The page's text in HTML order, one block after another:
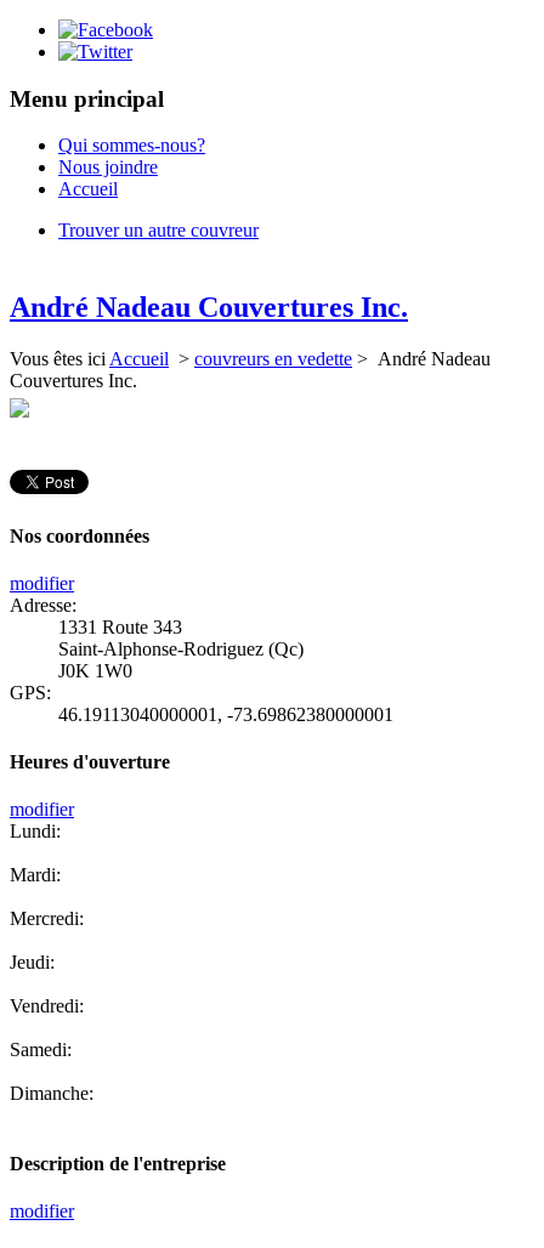
Menu principal
Qui sommes-nous?
Nous joindre
Accueil
Trouver un autre couvreur
André Nadeau Couvertures Inc.
Vous êtes ici Accueil > couvreurs en vedette > André Nadeau
Couvertures Inc.
Nos coordonnées
modifier
Adresse:
1331 Route 343
Saint-Alphonse-Rodriguez (Qc)
J0K 1W0
GPS:
46.19113040000001 , -73.69862380000001
Heures d'ouverture
modifier
Lundi:
Mardi:
Mercredi:
Jeudi:
Vendredi:
Samedi:
Dimanche:
Description de l'entreprise
modifier